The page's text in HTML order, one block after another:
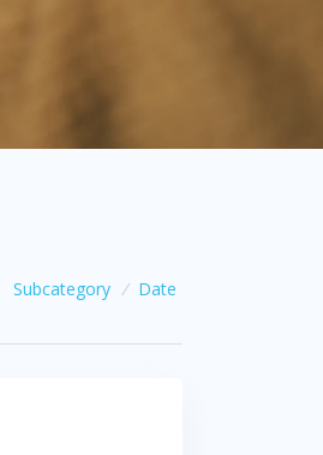
Subcategory / Date